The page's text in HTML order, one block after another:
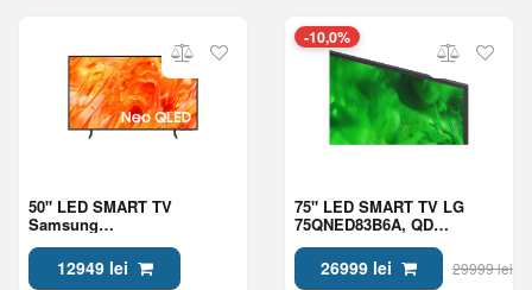
50" LED SMART TV
Samsung
QE50QN70HAUXUA, Mini
LED 4K UHD, Tizen OS,
Black12949 lei
-10,0%
75" LED SMART TV LG
75QNED83B6A, QD
NanoCell, 4K UHD, webOS,
Black26999 lei 29999 lei